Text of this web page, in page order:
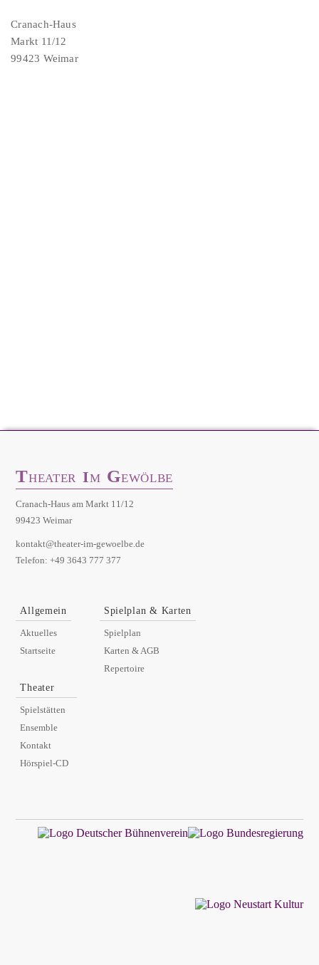
Cranach-Haus
Markt 11/12
99423 Weimar
THEATER IM GEWÖLBE
Cranach-Haus am Markt 11/12
99423 Weimar
kontakt@theater-im-gewoelbe.de
Telefon: +49 3643 777 377
Allgemein
Aktuelles
Startseite
Spielplan & Karten
Spielplan
Karten & AGB
Repertoire
Theater
Spielstätten
Ensemble
Kontakt
Hörspiel-CD